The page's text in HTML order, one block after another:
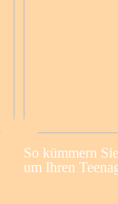
So kümmern
um Ihren